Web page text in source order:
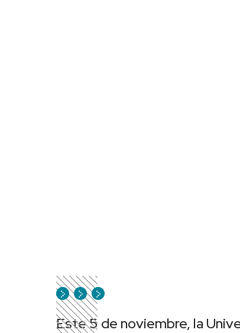
Este 5 de noviembre, la